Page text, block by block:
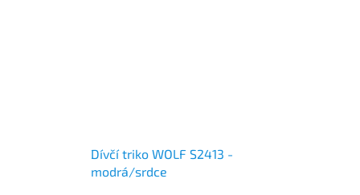
Dívčí triko WOLF S2413 -
modrá/srdce